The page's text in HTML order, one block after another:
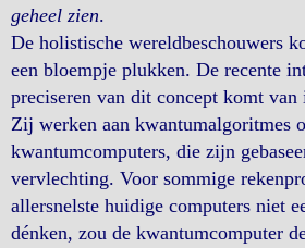
geheel zien.
De holistische wereldbeschouwers
een bloempje plukken. De recente
preciseren van dit concept komt
Zij werken aan kwantumalgoritmes
kwantumcomputers, die zijn
vervlechting. Voor sommige
allersnelste huidige computers niet
dénken, zou de kwantumcomputer